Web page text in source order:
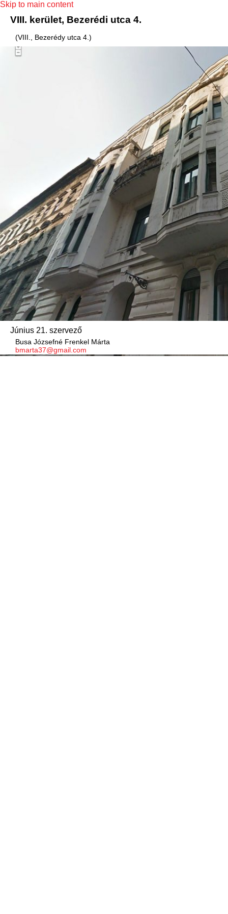
Skip to main content
VIII. kerület, Bezerédi utca 4.
(VIII., Bezerédy utca 4.)
Június 21. szervező
Busa Józsefné Frenkel Márta
bmarta37@gmail.com